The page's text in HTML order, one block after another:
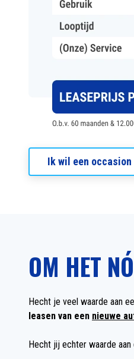
Ik wil een
OM HET
Hecht je veel waarde aan
leasen van een nieuwe
Hecht jij echter waarde